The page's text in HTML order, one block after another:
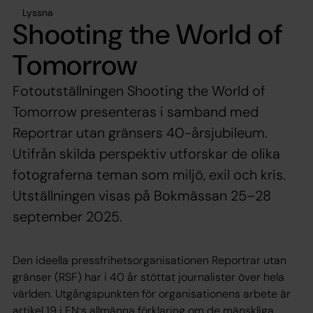
Lyssna
Shooting the World of
Tomorrow
Fotoutställningen Shooting the World of
Tomorrow presenteras i samband med
Reportrar utan gränsers 40-årsjubileum.
Utifrån skilda perspektiv utforskar de olika
fotograferna teman som miljö, exil och kris.
Utställningen visas på Bokmässan 25–28
september 2025.
Den ideella pressfrihetsorganisationen Reportrar utan
gränser (RSF) har i 40 år stöttat journalister över hela
världen. Utgångspunkten för organisationens arbete är